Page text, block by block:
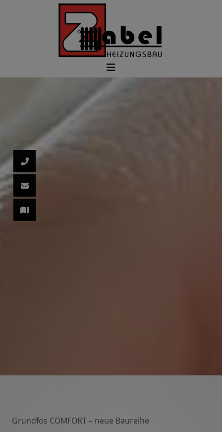
Grundfos COMFORT – neue Baureihe
schließen